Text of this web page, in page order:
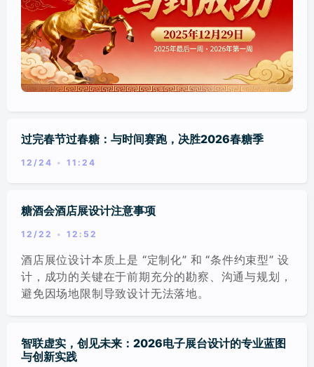
过完春节过春糖：与时间赛跑，决胜2026春糖季
12/24 11:24
糖酒会酒店展设计注意事项
12/22 12:52
酒店展位设计本质上是 “定制化” 和 “条件约束型” 设
计，成功的关键在于前期充分的勘察、沟通与规划，
避免因场地限制导致设计无法落地。
智联虚实，创见未来：2026电子展台设计的专业蓝图
与创新实践